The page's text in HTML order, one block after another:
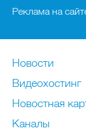
Реклама на
Новости
Видеохостинг
Новостная
Каналы